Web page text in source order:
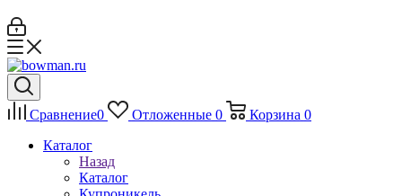
Сравнение0 Отложенные 0 Корзина 0
Каталог
Назад
Каталог